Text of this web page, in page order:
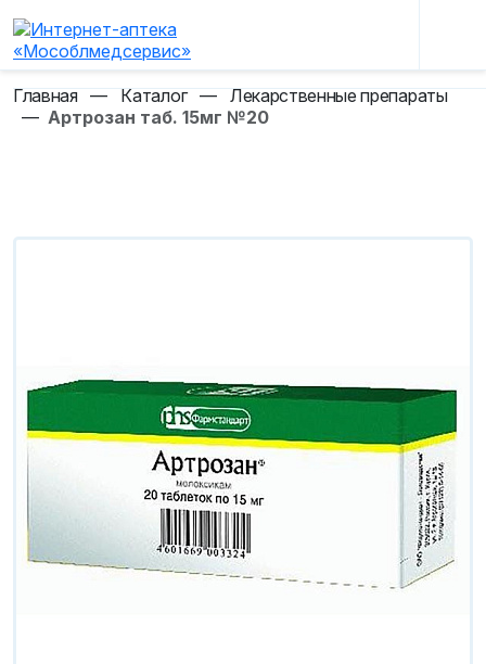
Главная — Каталог — Лекарственные препараты
— Артрозан таб. 15мг №20